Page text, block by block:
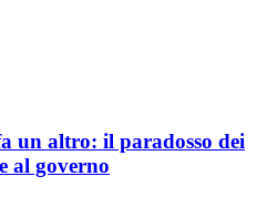
un altro: il paradosso dei
al governo